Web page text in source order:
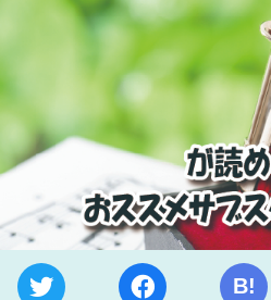
B!